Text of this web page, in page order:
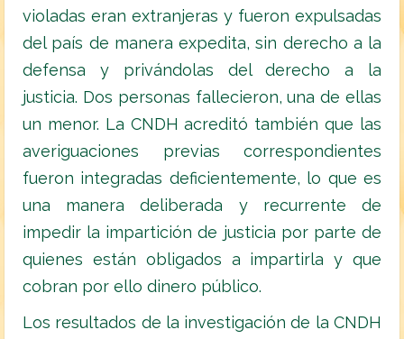
violadas eran extranjeras y fueron expulsadas
del país de manera expedita, sin derecho a la
defensa y privándolas del derecho a la
justicia. Dos personas fallecieron, una de ellas
un menor. La CNDH acreditó también que las
averiguaciones previas correspondientes
fueron integradas deficientemente, lo que es
una manera deliberada y recurrente de
impedir la impartición de justicia por parte de
quienes están obligados a impartirla y que
cobran por ello dinero público.
Los resultados de la investigación de la CNDH